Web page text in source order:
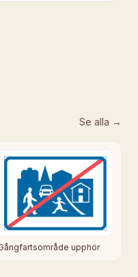
Se alla →
upphör